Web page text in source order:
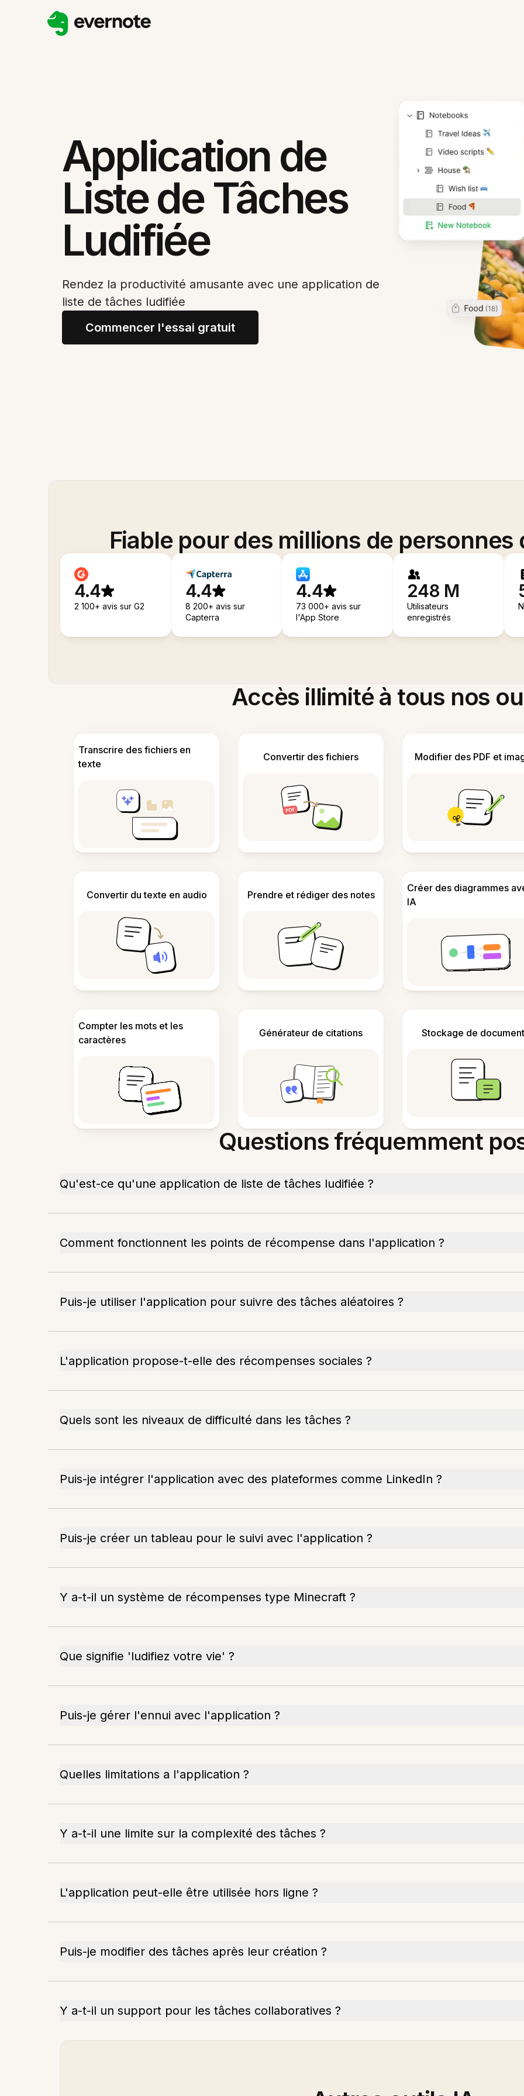
Application de
Liste de Tâches
Ludifiée
Rendez la productivité amusante avec une application de
liste de tâches ludifiée
Commencer l'essai gratuit
Fiable pour des millions de personnes
4.4
2 100+ avis sur G2
4.4
8 200+ avis sur
Capterra
4.4
73 000+ avis sur
l'App Store
248 M
Utilisateurs
enregistrés
Accès illimité à tous nos
Transcrire des fichiers en
texte
Convertir des fichiers Modifier des PDF et
Convertir du texte en audio Prendre et rédiger des notes
Créer des diagrammes
IA
Compter les mots et les
caractères
Générateur de citations Stockage de
Questions fréquemment
Qu'est-ce qu'une application de liste de tâches ludifiée ?
Comment fonctionnent les points de récompense dans l'application ?
Puis-je utiliser l'application pour suivre des tâches aléatoires ?
L'application propose-t-elle des récompenses sociales ?
Quels sont les niveaux de difficulté dans les tâches ?
Puis-je intégrer l'application avec des plateformes comme LinkedIn ?
Puis-je créer un tableau pour le suivi avec l'application ?
Y a-t-il un système de récompenses type Minecraft ?
Que signifie 'ludifiez votre vie' ?
Puis-je gérer l'ennui avec l'application ?
Quelles limitations a l'application ?
Y a-t-il une limite sur la complexité des tâches ?
L'application peut-elle être utilisée hors ligne ?
Puis-je modifier des tâches après leur création ?
Y a-t-il un support pour les tâches collaboratives ?